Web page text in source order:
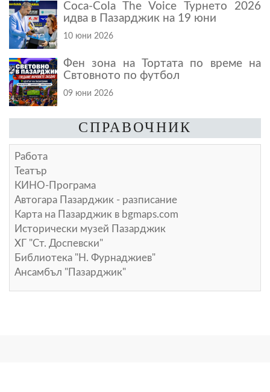
Coca-Cola The Voice Турнето 2026
идва в Пазарджик на 19 юни
10 юни 2026
Фен зона на Тортата по време на
Свтовното по футбол
09 юни 2026
СПРАВОЧНИК
Работа
Театър
КИНО-Програма
Автогара Пазарджик - разписание
Карта на Пазарджик в bgmaps.com
Исторически музей Пазарджик
ХГ "Ст. Доспевски"
Библиотека "Н. Фурнаджиев"
Ансамбъл "Пазарджик"